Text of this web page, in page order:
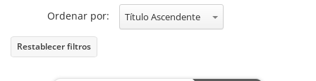
Ordenar por: Título Ascendente
Restablecer filtros